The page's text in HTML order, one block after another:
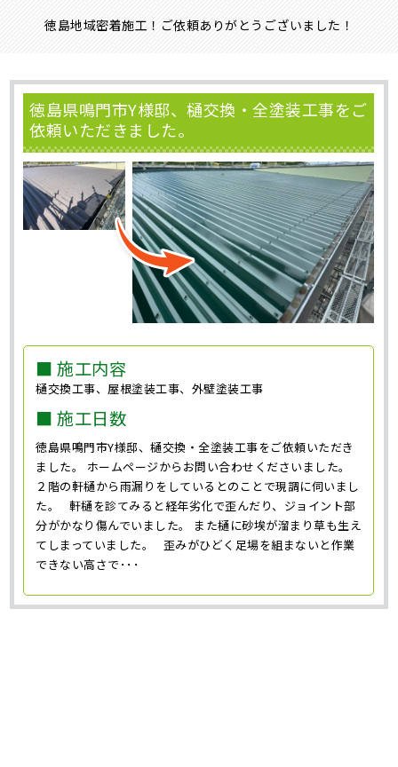
徳島地域密着施工！ご依頼ありがとうございました！
徳島県鳴門市Y様邸、樋交換・全塗装工事をご
依頼いただきました。
■ 施工内容
樋交換工事、屋根塗装工事、外壁塗装工事
■ 施工日数
徳島県鳴門市Y様邸、樋交換・全塗装工事をご依頼いただき
ました。 ホームページからお問い合わせくださいました。
２階の軒樋から雨漏りをしているとのことで現調に伺いまし
た。 軒樋を診てみると経年劣化で歪んだり、ジョイント部
分がかなり傷んでいました。 また樋に砂埃が溜まり草も生え
てしまっていました。 歪みがひどく足場を組まないと作業
できない高さで･･･